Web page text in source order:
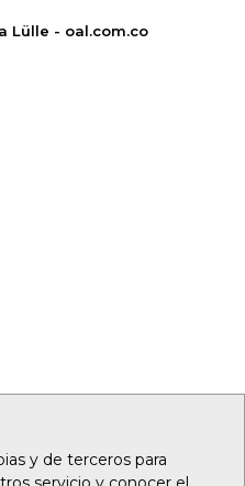
y de terceros para
Lülle - oal.com.co